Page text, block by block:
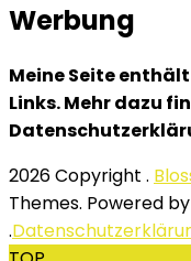
Werbung
Meine Seite
Links. Mehr dazu
2026 Copyright .
Themes. Powered by
.